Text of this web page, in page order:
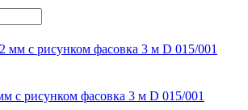
с рисунком фасовка 3 м D 015/001